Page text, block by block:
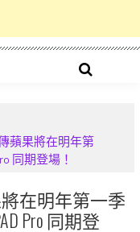
蘋果將在明年第
同期登場！
將在明年第一季
Pro 同期登